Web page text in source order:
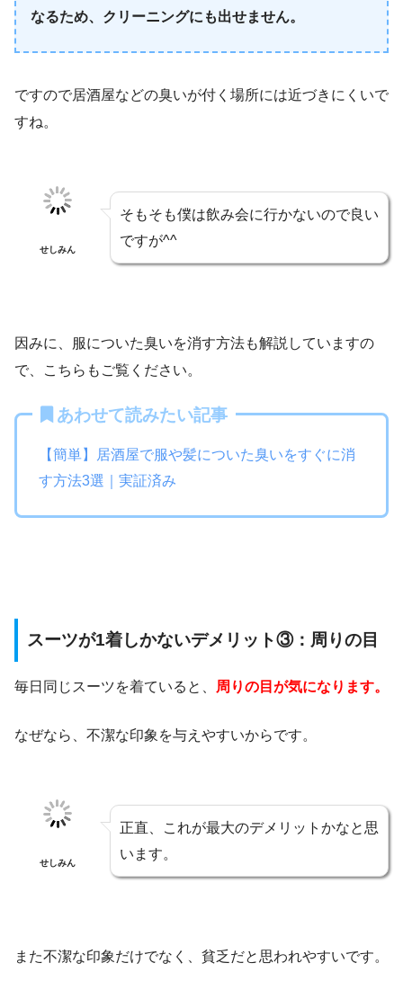
なるため、クリーニングにも出せません。
ですので居酒屋などの臭いが付く場所には近づきにくいで
すね。
せしみん
そもそも僕は飲み会に行かないので良い
ですが^^
因みに、服についた臭いを消す方法も解説していますの
で、こちらもご覧ください。
あわせて読みたい記事
【簡単】居酒屋で服や髪についた臭いをすぐに消
す方法3選｜実証済み
スーツが1着しかないデメリット③：周りの目
毎日同じスーツを着ていると、 周りの目が気になります。
なぜなら、不潔な印象を与えやすいからです。
せしみん
正直、これが最大のデメリットかなと思
います。
また不潔な印象だけでなく、貧乏だと思われやすいです。